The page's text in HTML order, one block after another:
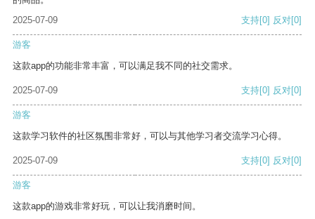
2025-07-09
支持[0] 反对[0]
游客
这款app的功能非常丰富，可以满足我不同的社交需求。
2025-07-09 支持[0] 反对[0]
游客
这款学习软件的社区氛围非常好，可以与其他学习者交流学习心得。
2025-07-09 支持[0] 反对[0]
游客
这款app的游戏非常好玩，可以让我消磨时间。